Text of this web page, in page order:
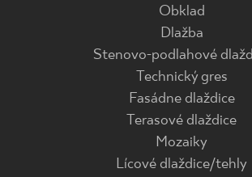
Obklad
Dlažba
Stenovo-podlahové
Technický gres
Fasádne dlaždice
Terasové dlaždice
Mozaiky
Lícové dlaždice/tehly